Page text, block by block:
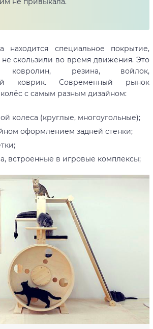
находится специальное покрытие,
скользили во время движения. Это
резина, войлок,
коврик. Современный рынок
с самым разным дизайном:
колеса (круглые, многоугольные);
оформлением задней стенки;
встроенные в игровые комплексы;